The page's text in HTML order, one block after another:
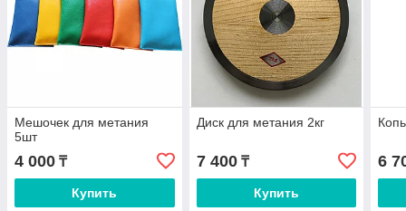
Мешочек для метания
5шт
4 000 ₸
Купить
Диск для метания 2кг
7 400₸
Купить
6